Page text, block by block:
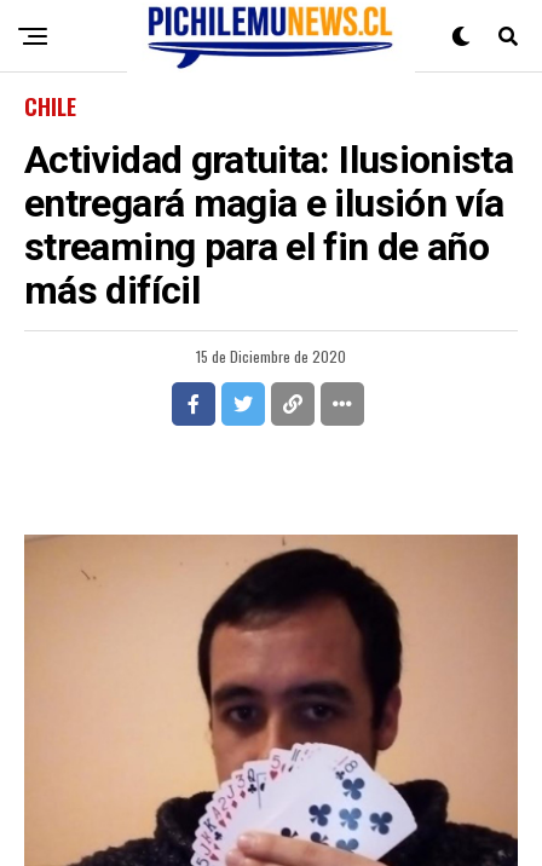
CHILE
Actividad gratuita: Ilusionista
entregará magia e ilusión vía
streaming para el fin de año
más difícil
15 de Diciembre de 2020